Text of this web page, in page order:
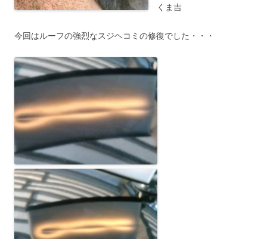
くま吉
今回はルーフの強烈なスジヘコミの修復でした・・・